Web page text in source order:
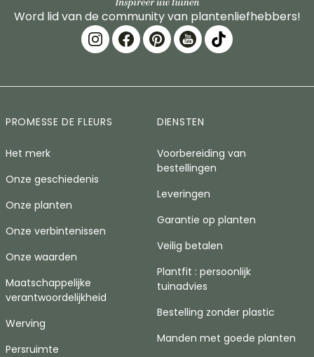
Word lid van de community van plantenliefhebbers!
PROMESSE DE FLEURS
Het merk
Onze geschiedenis
Onze planten
Onze verbintenissen
Onze waarden
Maatschappelijke
verantwoordelijkheid
Werving
Persruimte
DIENSTEN
Voorbereiding van
bestellingen
Leveringen
Garantie op planten
Veilig betalen
Plantfit : persoonlijk
tuinadvies
Bestelling zonder plastic
Manden met goede planten